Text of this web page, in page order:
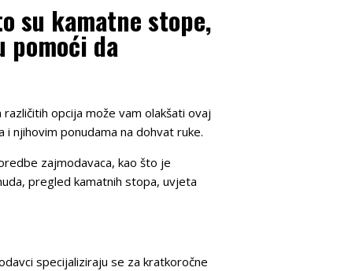
su kamatne stope,
pomoći da
opcija može vam olakšati ovaj
njihovim ponudama na dohvat ruke.
zajmodavaca, kao što je
pregled kamatnih stopa, uvjeta
specijaliziraju se za kratkoročne